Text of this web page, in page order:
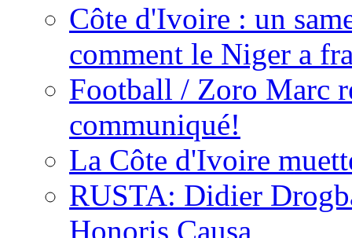
Côte d'Ivoire : un
comment le Niger a
Football / Zoro Marc
communiqué!
La Côte d'Ivoire
RUSTA: Didier
Honoris Causa